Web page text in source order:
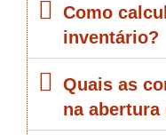
Como
inventário?
Quais as
na